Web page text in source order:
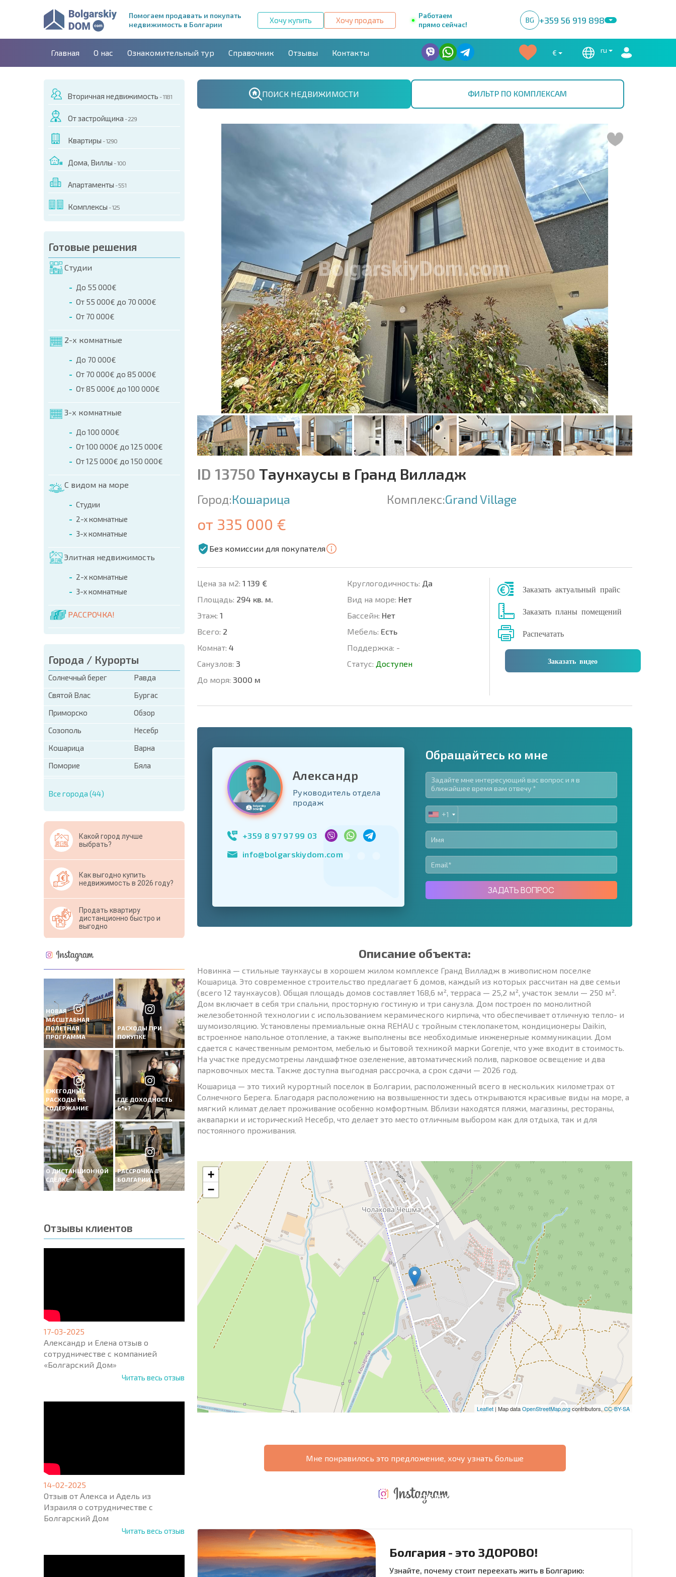
Помогаем продавать и покупать
недвижимость в Болгарии
Хочу купить Хочу продать
Работаем
прямо сейчас!
BG +359 56 919 898
Главная О нас Ознакомительный тур Справочник Отзывы Контакты € ru
Вторичная недвижимость - 1181
От застройщика - 229
Квартиры - 1290
Дома, Виллы - 100
Апартаменты - 551
Комплексы - 125
Готовые решения
Студии
До 55 000€
От 55 000€ до 70 000€
От 70 000€
2-х комнатные
До 70 000€
От 70 000€ до 85 000€
От 85 000€ до 100 000€
3-х комнатные
До 100 000€
От 100 000€ до 125 000€
От 125 000€ до 150 000€
С видом на море
Студии
2-х комнатные
3-х комнатные
Элитная недвижимость
2-х комнатные
3-х комнатные
РАССРОЧКА!
Города / Курорты
Солнечный берег
Равда
Святой Влас
Бургас
Приморско
Обзор
Созополь
Несебр
Кошарица
Варна
Поморие
Бяла
Все города (44)
Какой город лучше
выбрать?
Как выгодно купить
недвижимость в 2026 году?
Продать квартиру
дистанционно быстро и
выгодно
НОВАЯ
МАСШТАБНАЯ
ПОЛЕТНАЯ
ПРОГРАММА
РАСХОДЫ ПРИ
ПОКУПКЕ
ЕЖЕГОДНЫЕ
РАСХОДЫ НА
СОДЕРЖАНИЕ
ГДЕ ДОХОДНОСТЬ
6%?
О ДИСТАНЦИОННОЙ
СДЕЛКЕ
РАССРОЧКА В
БОЛГАРИИ
Отзывы клиентов
17-03-2025
Александр и Елена отзыв о
сотрудничестве с компанией
«Болгарский Дом»
Читать весь отзыв
14-02-2025
Отзыв от Алекса и Адель из
Израиля о сотрудничестве с
Болгарский Дом
Читать весь отзыв
ПОИСК НЕДВИЖИМОСТИ ФИЛЬТР ПО КОМПЛЕКСАМ
ЭТОГО ОБЪЕКТА
телефонам:
+359 8 9797 99 03
ID 13750 Таунхаусы в Гранд Вилладж
Город:Кошарица Комплекс:Grand Village
от 335 000 €
Без комиссии для покупателя
Цена за м2: 1 139 €
Площадь: 294 кв. м.
Этаж: 1
Всего: 2
Комнат: 4
Санузлов: 3
До моря: 3000 м
Круглогодичность: Да
Вид на море: Нет
Басcейн: Нет
Мебель: Есть
Поддержка: -
Статус: Доступен
Заказать актуальный прайс
Заказать планы помещений
Распечатать
Заказать видео
United
+1
* Поля обязательные для заполнения
Свернуть форму
Подписаться на рассылку | Нажимая кнопку, вы разрешаете
использование своих данных.
Отправить сообщение
Александр
Руководитель отдела
продаж
+359 8 97 97 99 03
info@bolgarskiydom.com
Обращайтесь ко мне
UNITED
STATES
+1
+1
ЗАДАТЬ ВОПРОС
Описание объекта:
Новинка — стильные таунхаусы в хорошем жилом комплексе Гранд Вилладж в живописном поселке
Кошарица. Это современное строительство предлагает 6 домов, каждый из которых рассчитан на две семьи
(всего 12 таунхаусов). Общая площадь домов составляет 168,6 м², терраса — 25,2 м², участок земли — 250 м².
Дом включает в себя три спальни, просторную гостиную и три санузла. Дом построен по монолитной
железобетонной технологии с использованием керамического кирпича, что обеспечивает отличную тепло- и
шумоизоляцию. Установлены премиальные окна REHAU с тройным стеклопакетом, кондиционеры Daikin,
встроенное напольное отопление, а также выполнены все необходимые инженерные коммуникации. Дом
сдается с качественным ремонтом, мебелью и бытовой техникой марки Gorenje, что уже входит в стоимость.
На участке предусмотрены ландшафтное озеленение, автоматический полив, парковое освещение и два
парковочных места. Также доступна выгодная рассрочка, а срок сдачи — 2026 год.
Кошарица — это тихий курортный поселок в Болгарии, расположенный всего в нескольких километрах от
Солнечного Берега. Благодаря расположению на возвышенности здесь открываются красивые виды на море, а
мягкий климат делает проживание особенно комфортным. Вблизи находятся пляжи, магазины, рестораны,
аквапарки и исторический Несебр, что делает это место отличным выбором как для отдыха, так и для
постоянного проживания.
+
−
Leaflet | Map dataOpenStreetMap.orgcontributors,CC-BY-SA
Мне понравилось это предложение, хочу узнать больше
States
+1
* Поля обязательные для заполнения
ЕЖЕГОДНЫЕ
РАСХОДЫ НА
ГДЕ ДОХОДНОСТЬ
Болгария - это ЗДОРОВО!
Узнайте, почему стоит переехать жить в Болгарию: